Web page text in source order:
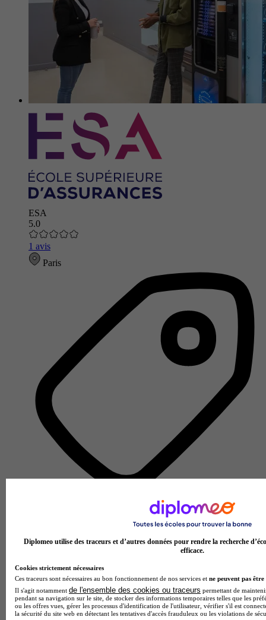
ESA
5.0
1 avis
Paris
Diplomeo utilise des traceurs et d’autres données pour rendre la recherche
efficace.
Cookies strictement nécessaires
Ces traceurs sont nécessaires au bon fonctionnement de nos services et ne peuvent pas être
Il s'agit notamment de l'ensemble des cookies ou traceurs permettant de
pendant sa navigation sur le site, de stocker des informations temporaires telles que les
ou les offres vues, gérer les processus d'identification de l'utilisateur, vérifier s'il est
la sécurité du site web en détectant les tentatives d'accès frauduleux ou les violations de